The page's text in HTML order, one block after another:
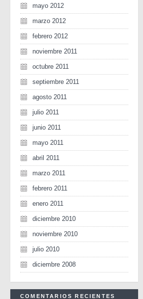
mayo 2012
marzo 2012
febrero 2012
noviembre 2011
octubre 2011
septiembre 2011
agosto 2011
julio 2011
junio 2011
mayo 2011
abril 2011
marzo 2011
febrero 2011
enero 2011
diciembre 2010
noviembre 2010
julio 2010
diciembre 2008
COMENTARIOS RECIENTES